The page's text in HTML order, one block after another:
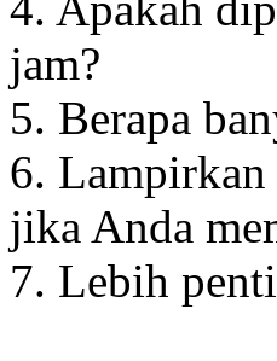
jam?
5. Berapa
6. Lampirkan
jika Anda
7. Lebih